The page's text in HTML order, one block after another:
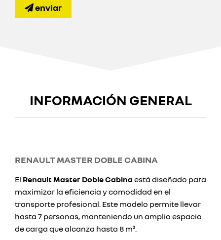
enviar
INFORMACIÓN GENERAL
RENAULT MASTER DOBLE CABINA
El Renault Master Doble Cabina está diseñado para
maximizar la eficiencia y comodidad en el
transporte profesional. Este modelo permite llevar
hasta 7 personas, manteniendo un amplio espacio
de carga que alcanza hasta 8 m³.